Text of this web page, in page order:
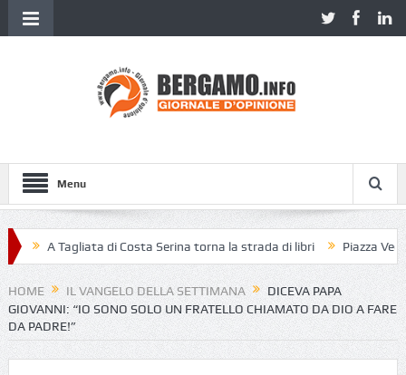
Menu
A Tagliata di Costa Serina torna la strada di libri Piazza
HOME IL VANGELO DELLA SETTIMANA
DICEVA PAPA
GIOVANNI: “IO SONO SOLO UN FRATELLO CHIAMATO DA DIO A FARE
DA PADRE!”